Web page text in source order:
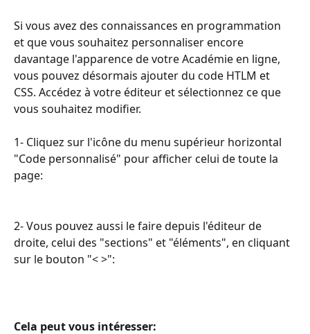
Si vous avez des connaissances en programmation
et que vous souhaitez personnaliser encore
davantage l'apparence de votre Académie en ligne,
vous pouvez désormais ajouter du code HTLM et
CSS. Accédez à votre éditeur et sélectionnez ce que
vous souhaitez modifier.
1- Cliquez sur l'icône du menu supérieur horizontal
"Code personnalisé" pour afficher celui de toute la
page:
2- Vous pouvez aussi le faire depuis l'éditeur de
droite, celui des "sections" et "éléments", en cliquant
sur le bouton "< >":
Cela peut vous intéresser: